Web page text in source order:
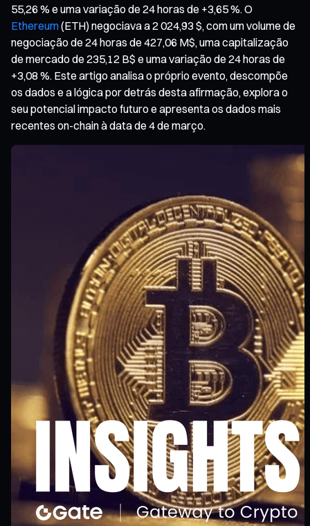
55,26 % e uma variação de 24 horas de +3,65 %. O
Ethereum(ETH) negociava a 2 024,93 $, com um volume de
negociação de 24 horas de 427,06 M$, uma capitalização
de mercado de 235,12 B$ e uma variação de 24 horas de
+3,08 %. Este artigo analisa o próprio evento, descompõe
os dados e a lógica por detrás desta afirmação, explora o
seu potencial impacto futuro e apresenta os dados mais
recentes on-chain à data de 4 de março.